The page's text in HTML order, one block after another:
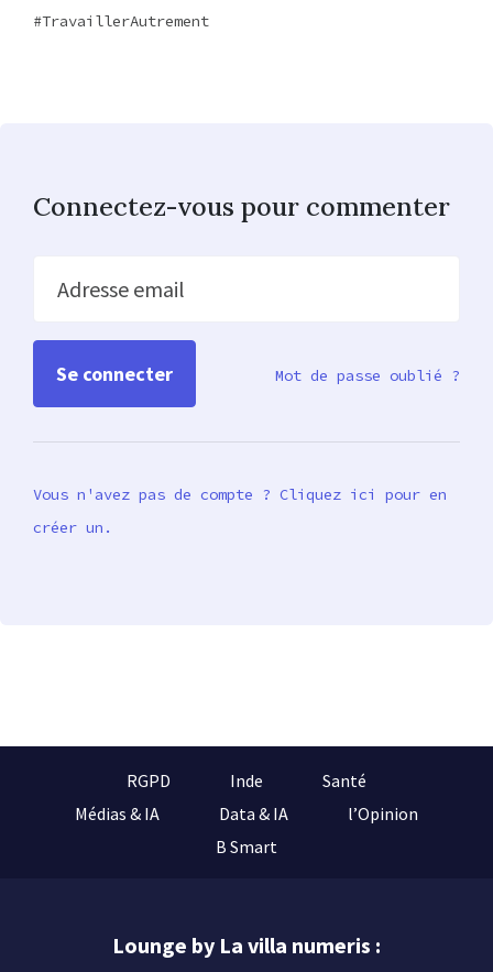
TravaillerAutrement
Connectez-vous pour commenter
Adresse email
Mot de passe oublié ?
Vous n'avez pas de compte ? Cliquez ici pour en
créer un.
RGPD Inde
Santé
Médias & IA
Data & IA
l’Opinion
B Smart
Lounge by La villa numeris :